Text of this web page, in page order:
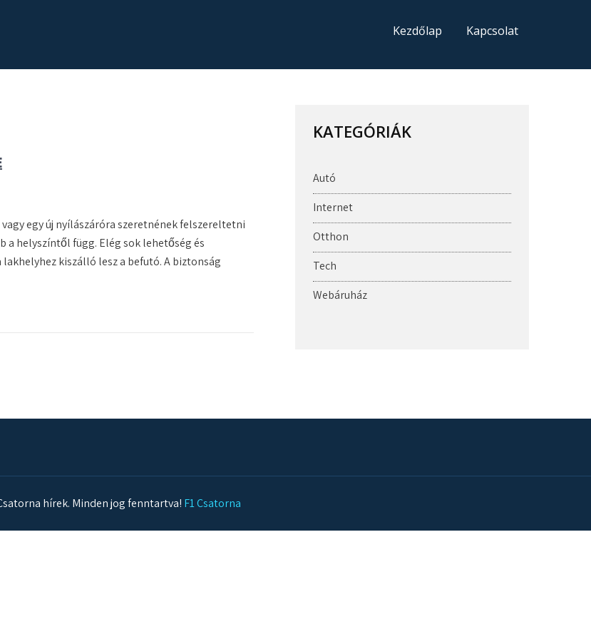
Kezdőlap Kapcsolat
egy új nyílászáróra szeretnének felszereltetni
a helyszíntől függ. Elég sok lehetőség és
kiszálló lesz a befutó. A biztonság
KATEGÓRIÁK
Autó
Internet
Otthon
Tech
Webáruház
hírek. Minden jog fenntartva! F1 Csatorna